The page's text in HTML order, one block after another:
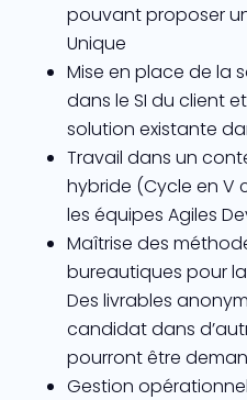
pouvant proposer
Unique
Mise en place de la
dans le SI du client
solution existante
Travail dans un
hybride (Cycle en V
les équipes Agiles
Maîtrise des
bureautiques pour
Des livrables
candidat dans
pourront être
Gestion